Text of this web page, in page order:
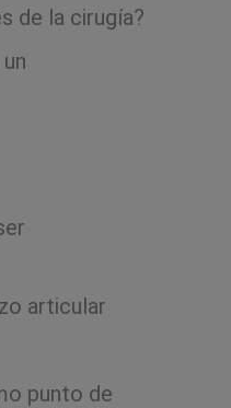
de la cirugía?
articular
punto de